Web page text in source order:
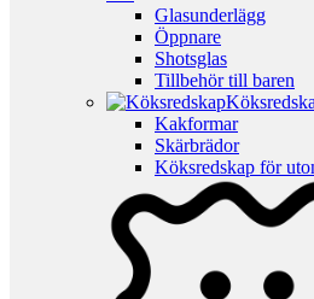
Glasunderlägg
Öppnare
Shotsglas
Tillbehör till baren
Kakformar
Skärbrädor
Köksredskap för